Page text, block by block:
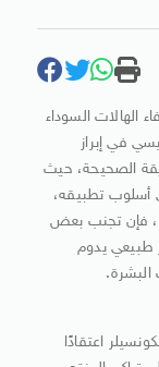
الهالات السوداء
في إبراز
الصحيحة، حيث
أسلوب تطبيقه،
فإن تجنب بعض
طبيعي يدوم
اعتقادًا